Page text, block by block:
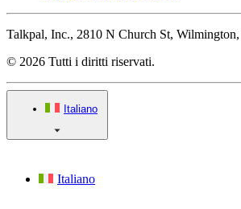
Talkpal, Inc., 2810 N Church St,
© 2026 Tutti i diritti riservati.
Italiano
Italiano